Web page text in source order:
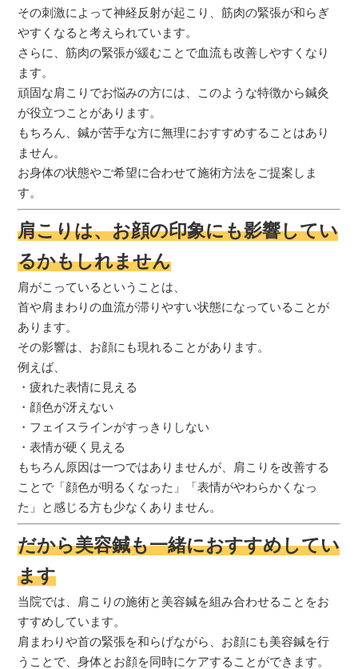
その刺激によって神経反射が起こり、筋肉の緊張が和らぎ
やすくなると考えられています。
さらに、筋肉の緊張が緩むことで血流も改善しやすくなり
ます。
頑固な肩こりでお悩みの方には、このような特徴から鍼灸
が役立つことがあります。
もちろん、鍼が苦手な方に無理におすすめすることはあり
ません。
お身体の状態やご希望に合わせて施術方法をご提案しま
す。
肩こりは、お顔の印象にも影響してい
るかもしれません
肩がこっているということは、
首や肩まわりの血流が滞りやすい状態になっていることが
あります。
その影響は、お顔にも現れることがあります。
例えば、
・疲れた表情に見える
・顔色が冴えない
・フェイスラインがすっきりしない
・表情が硬く見える
もちろん原因は一つではありませんが、肩こりを改善する
ことで「顔色が明るくなった」「表情がやわらかくなっ
た」と感じる方も少なくありません。
だから美容鍼も一緒におすすめしてい
ます
当院では、肩こりの施術と美容鍼を組み合わせることをお
すすめしています。
肩まわりや首の緊張を和らげながら、お顔にも美容鍼を行
うことで、身体とお顔を同時にケアすることができます。